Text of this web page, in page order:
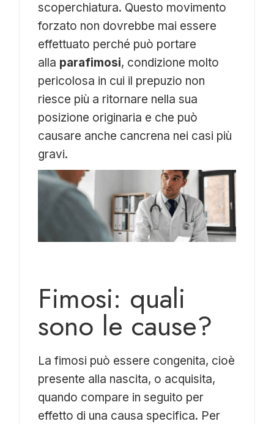
scoperchiatura. Questo movimento
forzato non dovrebbe mai essere
effettuato perché può portare
alla parafimosi, condizione molto
pericolosa in cui il prepuzio non
riesce più a ritornare nella sua
posizione originaria e che può
causare anche cancrena nei casi più
gravi.
Fimosi: quali
sono le cause?
La fimosi può essere congenita, cioè
presente alla nascita, o acquisita,
quando compare in seguito per
effetto di una causa specifica. Per